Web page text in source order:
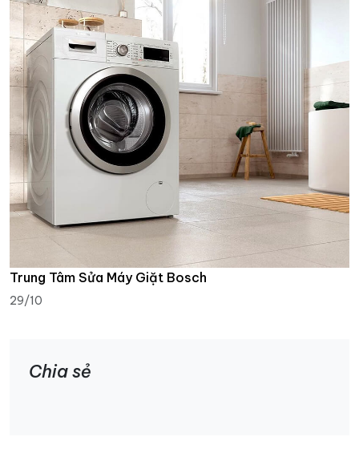
Trung Tâm Sửa Máy Giặt Bosch
29/10
Chia sẻ